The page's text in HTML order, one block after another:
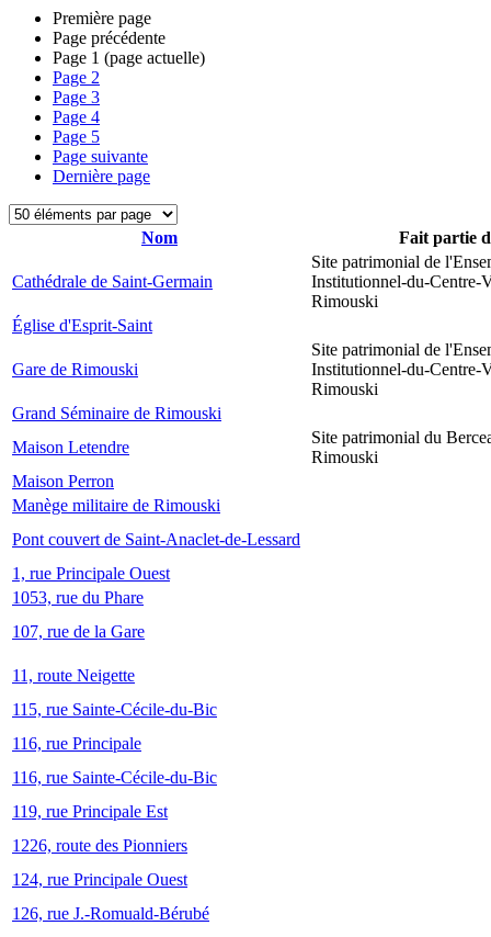
Première page
Page précédente
Page 1 (page actuelle)
Page 2
Page 3
Page 4
Page 5
Page suivante
Dernière page
Nom Fait partie
Cathédrale de Saint-Germain
Site patrimonial de
Institutionnel-du-Centre-
Rimouski
Église d'Esprit-Saint
Gare de Rimouski
Site patrimonial de
Institutionnel-du-Centre-
Rimouski
Grand Séminaire de Rimouski
Maison Letendre
Site patrimonial du
Rimouski
Maison Perron
Manège militaire de Rimouski
Pont couvert de Saint-Anaclet-de-Lessard
1, rue Principale Ouest
1053, rue du Phare
107, rue de la Gare
11, route Neigette
115, rue Sainte-Cécile-du-Bic
116, rue Principale
116, rue Sainte-Cécile-du-Bic
119, rue Principale Est
1226, route des Pionniers
124, rue Principale Ouest
126, rue J.-Romuald-Bérubé